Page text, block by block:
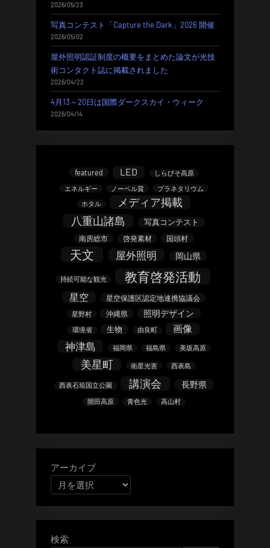
2026/05/23
写真コンテスト「Capture the Dark」2026 開催
2026/05/02
屋外照明認証制度の概要をまとめた論文が光技
術コンタクト誌に掲載されました
2026/04/22
4月13～20日は国際ダークスカイ・ウィーク
2026/04/14
featured LED
しらびそ高原
エネルギー
ノーベル賞
プラネタリウム
ホタル
メディア掲載
八重山諸島
写真コンテスト
南房総市 啓発素材 国頭村
天文 屋外照明 岡山県
持続可能な観光 教育啓発活動
星空 星空保護区認定地連携協議会
星野村 沖縄県 照明デザイン
環境省 生物 由良町 画像
神津島 福岡県 福島県 美坂高原
美星町 衛星光害 西表島
西表石垣国立公園 講演会 長野県
開田高原 青色光 高山村
アーカイブ
検索